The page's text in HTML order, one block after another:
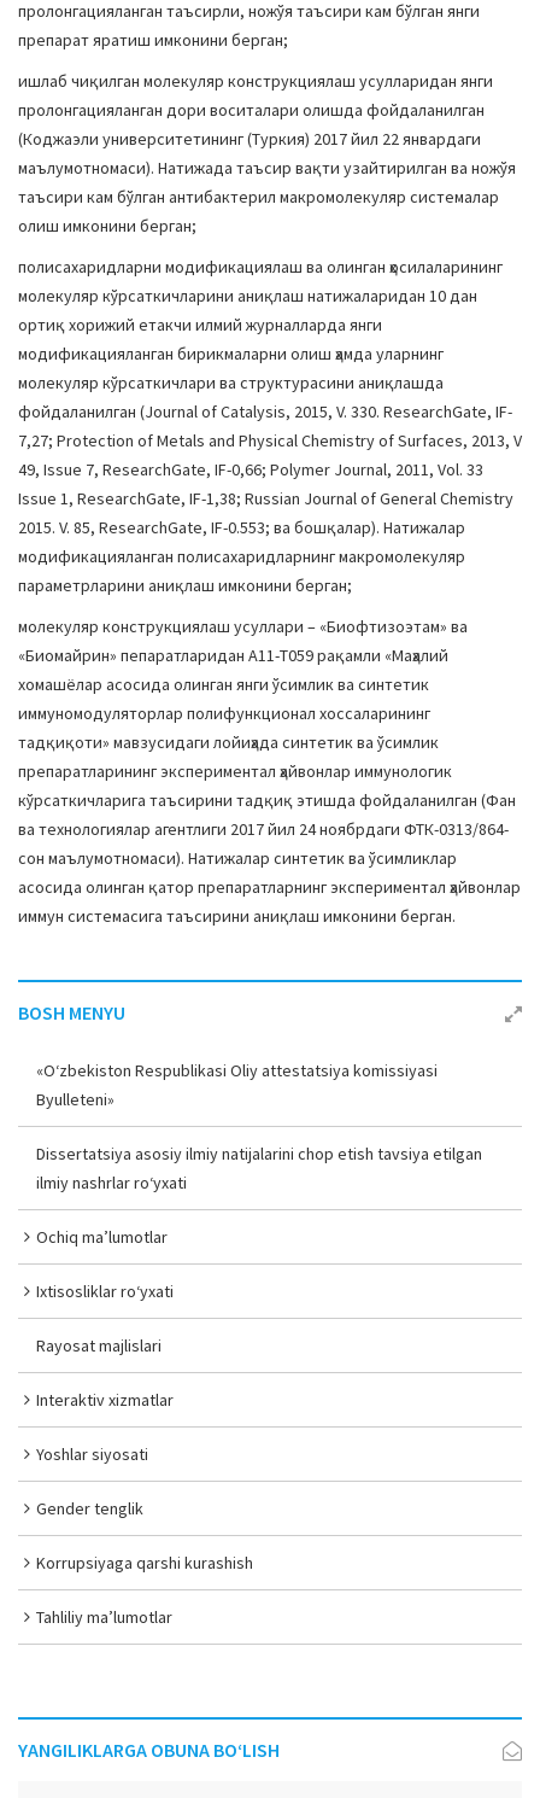
пролонгацияланган таъсирли, ножўя таъсири кам бўлган янги
препарат яратиш имконини берган;
ишлаб чиқилган молекуляр конструкциялаш усулларидан янги
пролонгацияланган дори воситалари олишда фойдаланилган
(Коджаэли университетининг (Туркия) 2017 йил 22 январдаги
маълумотномаси). Натижада таъсир вақти узайтирилган ва ножўя
таъсири кам бўлган антибактерил макромолекуляр системалар
олиш имконини берган;
полисахаридларни модификациялаш ва олинган ҳосилаларининг
молекуляр кўрсаткичларини аниқлаш натижаларидан 10 дан
ортиқ хорижий етакчи илмий журналларда янги
модификацияланган бирикмаларни олиш ҳамда уларнинг
молекуляр кўрсаткичлари ва структурасини аниқлашда
фойдаланилган (Journal of Catalysis, 2015, V. 330. ResearchGate, IF-
7,27; Protection of Metals and Physical Chemistry of Surfaces, 2013, V
49, Issue 7, ResearchGate, IF-0,66; Polymer Journal, 2011, Vol. 33
Issue 1, ResearchGate, IF-1,38; Russian Journal of General Chemistry
2015. V. 85, ResearchGate, IF-0.553; ва бошқалар). Натижалар
модификацияланган полисахаридларнинг макромолекуляр
параметрларини аниқлаш имконини берган;
молекуляр конструкциялаш усуллари ­– «Биофтизоэтам» ва
«Биомайрин» пепаратларидан А11-Т059 рақамли «Маҳалий
хомашёлар асосида олинган янги ўсимлик ва синтетик
иммуномодуляторлар полифункционал хоссаларининг
тадқиқоти» мавзусидаги лойиҳада синтетик ва ўсимлик
препаратларининг экспериментал ҳайвонлар иммунологик
кўрсаткичларига таъсирини тадқиқ этишда фойдаланилган (Фан
ва технологиялар агентлиги 2017 йил 24 ноябрдаги ФТК-0313/864-
cон маълумотномаси). Натижалар синтетик ва ўсимликлар
асосида олинган қатор препаратларнинг экспериментал ҳайвонлар
иммун системасига таъсирини аниқлаш имконини берган.
BOSH MENYU
«O‘zbekiston Respublikasi Oliy attestatsiya komissiyasi
Byulleteni»
Dissertatsiya asosiy ilmiy natijalarini chop etish tavsiya etilgan
ilmiy nashrlar ro‘yxati
Ochiq ma’lumotlar
Ixtisosliklar ro‘yxati
Rayosat majlislari
Interaktiv xizmatlar
Yoshlar siyosati
Gender tenglik
Korrupsiyaga qarshi kurashish
Tahliliy ma’lumotlar
YANGILIKLARGA OBUNA BO‘LISH